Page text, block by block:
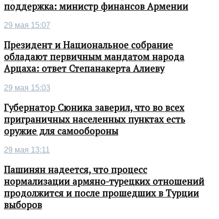
поддержка: министр финансов Армении
29 мая 15:07
Президент и Национальное собрание
обладают первичным мандатом народа
Арцаха: ответ Степанакерта Алиеву
29 мая 15:03
Губернатор Сюника заверил, что во всех
приграничных населенных пунктах есть
оружие для самообороны
29 мая 13:11
Пашинян надеется, что процесс
нормализации армяно-турецких отношений
продолжится и после прошедших в Турции
выборов